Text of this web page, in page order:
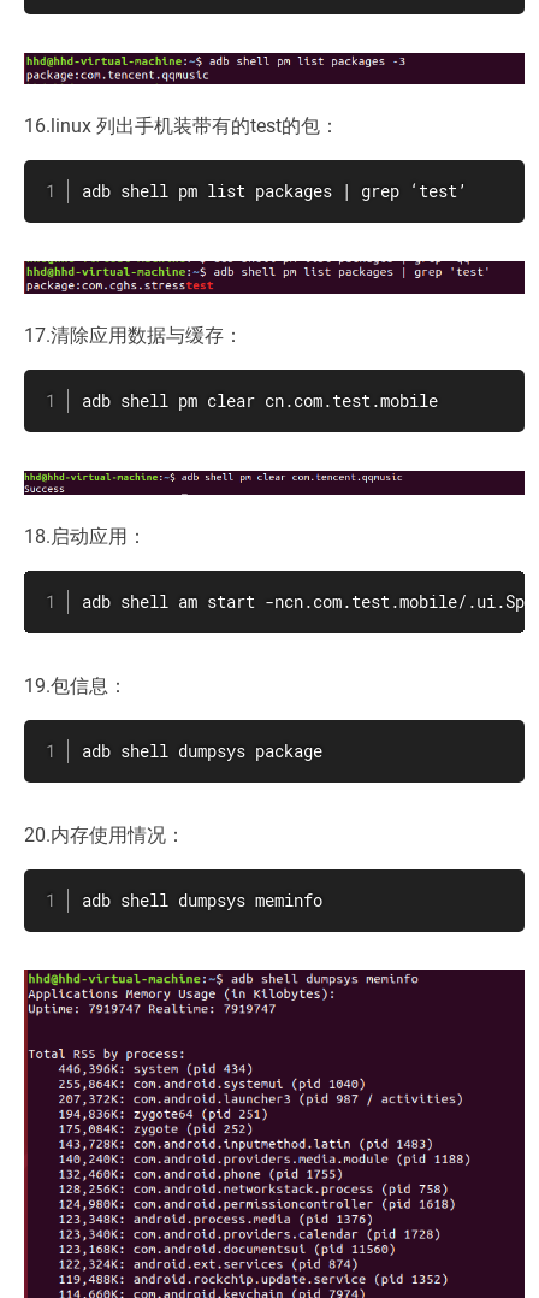
16.linux 列出手机装带有的test的包：
adb shell pm list packages | grep ‘test’
17.清除应用数据与缓存：
adb shell pm clear cn.com.test.mobile
18.启动应用：
adb shell am start -ncn.com.test.mobile/
19.包信息：
adb shell dumpsys package
20.内存使用情况：
adb shell dumpsys meminfo